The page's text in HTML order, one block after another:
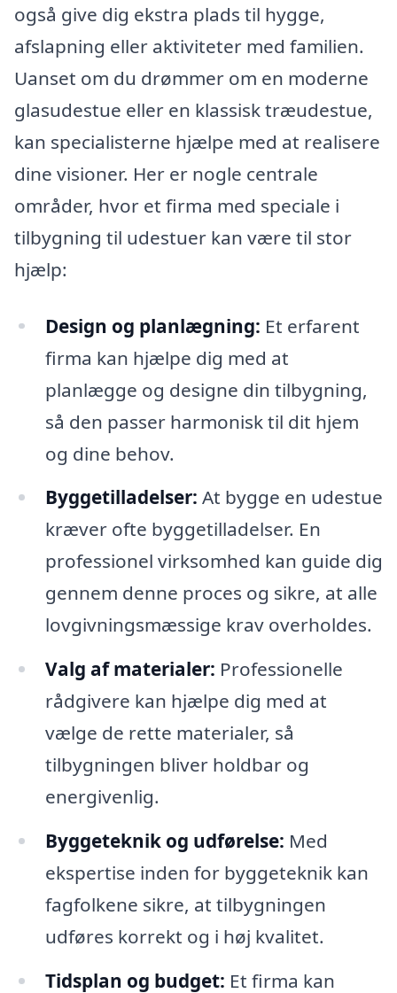
også give dig ekstra plads til hygge,
afslapning eller aktiviteter med familien.
Uanset om du drømmer om en moderne
glasudestue eller en klassisk træudestue,
kan specialisterne hjælpe med at realisere
dine visioner. Her er nogle centrale
områder, hvor et firma med speciale i
tilbygning til udestuer kan være til stor
hjælp:
Design og planlægning: Et erfarent
firma kan hjælpe dig med at
planlægge og designe din tilbygning,
så den passer harmonisk til dit hjem
og dine behov.
Byggetilladelser: At bygge en udestue
kræver ofte byggetilladelser. En
professionel virksomhed kan guide dig
gennem denne proces og sikre, at alle
lovgivningsmæssige krav overholdes.
Valg af materialer: Professionelle
rådgivere kan hjælpe dig med at
vælge de rette materialer, så
tilbygningen bliver holdbar og
energivenlig.
Byggeteknik og udførelse: Med
ekspertise inden for byggeteknik kan
fagfolkene sikre, at tilbygningen
udføres korrekt og i høj kvalitet.
Tidsplan og budget: Et firma kan